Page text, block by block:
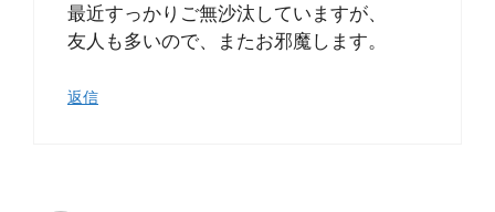
最近すっかりご無沙汰していますが、
友人も多いので、またお邪魔します。
返信